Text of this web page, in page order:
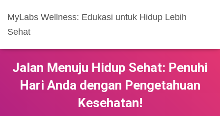
MyLabs Wellness: Edukasi untuk Hidup Lebih
Sehat
Jalan Menuju Hidup Sehat: Penuhi
Hari Anda dengan Pengetahuan
Kesehatan!